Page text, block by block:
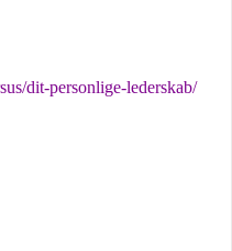
dit-personlige-lederskab/